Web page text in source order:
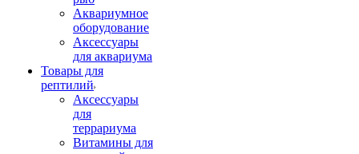
Аквариумное
оборудование
Аксессуары
для аквариума
Товары для
рептилий
Аксессуары
для
террариума
Витамины для